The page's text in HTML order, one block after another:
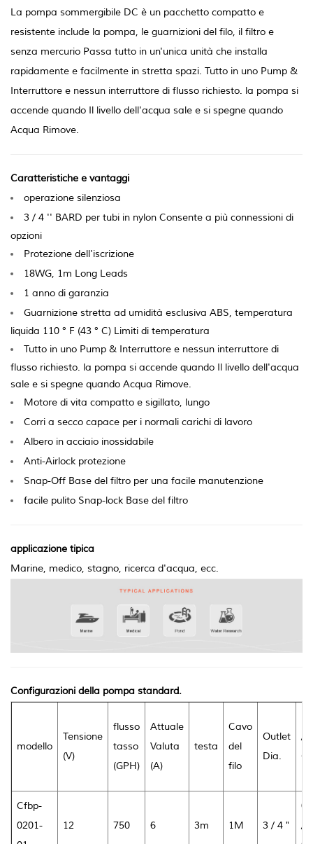
La pompa sommergibile DC è un pacchetto compatto e
resistente include la pompa, le guarnizioni del filo, il filtro e
senza mercurio Passa tutto in un'unica unità che installa
rapidamente e facilmente in stretta spazi. Tutto in uno Pump &
Interruttore e nessun interruttore di flusso richiesto. la pompa si
accende quando Il livello dell'acqua sale e si spegne quando
Acqua Rimove.
Caratteristiche e vantaggi
operazione silenziosa
3 / 4 '' BARD per tubi in nylon Consente a più connessioni di
opzioni
Protezione dell'iscrizione
18WG, 1m Long Leads
1 anno di garanzia
Guarnizione stretta ad umidità esclusiva ABS, temperatura
liquida 110 ° F (43 ° C) Limiti di temperatura
Tutto in uno Pump & Interruttore e nessun interruttore di
flusso richiesto. la pompa si accende quando Il livello dell'acqua
sale e si spegne quando Acqua Rimove.
Motore di vita compatto e sigillato, lungo
Corri a secco capace per i normali carichi di lavoro
Albero in acciaio inossidabile
Anti-Airlock protezione
Snap-Off Base del filtro per una facile manutenzione
facile pulito Snap-lock Base del filtro
applicazione tipica
Marine, medico, stagno, ricerca d'acqua, ecc.
Configurazioni della pompa standard.
modello
Tensione
(V)
flusso
tasso
(GPH)
Attuale
Valuta
(A)
testa
Cavo
del
filo
Outlet
Dia.
/
Cfbp-
0201-
12 750 6 3m 1M 3 / 4 "
/